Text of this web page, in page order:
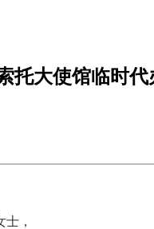
托大使馆临时
，